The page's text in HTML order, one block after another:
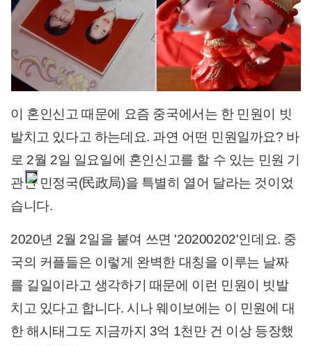
이 혼인신고 때문에 요즘 중국에서는 한 민원이 빗
발치고 있다고 하는데요. 과연 어떤 민원일까요? 바
로 2월 2일 일요일에 혼인신고를 할 수 있는 민원 기
관인 민정국(民政局)을 특별히 열어 달라는 것이었
습니다.
2020년 2월 2일을 붙여 쓰면 '20200202'인데요. 중
국의 커플들은 이렇게 완벽한 대칭을 이루는 날짜
를 길일이라고 생각하기 때문에 이런 민원이 빗발
치고 있다고 합니다. 시나 웨이보에는 이 민원에 대
한 해시태그도 지금까지 3억 1천만 건 이상 등장했